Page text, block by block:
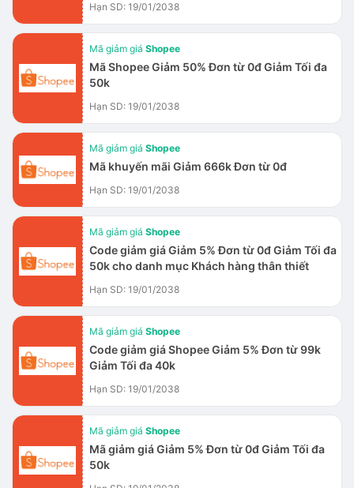
Hạn SD: 19/01/2038
Mã giảm giá Shopee
Mã Shopee Giảm 50% Đơn từ 0đ Giảm Tối đa
50k
Hạn SD: 19/01/2038
Mã giảm giá Shopee
Mã khuyến mãi Giảm 666k Đơn từ 0đ
Hạn SD: 19/01/2038
Mã giảm giá Shopee
Code giảm giá Giảm 5% Đơn từ 0đ Giảm Tối đa
50k cho danh mục Khách hàng thân thiết
Hạn SD: 19/01/2038
Mã giảm giá Shopee
Code giảm giá Shopee Giảm 5% Đơn từ 99k
Giảm Tối đa 40k
Hạn SD: 19/01/2038
Mã giảm giá Shopee
Mã giảm giá Giảm 5% Đơn từ 0đ Giảm Tối đa
50k